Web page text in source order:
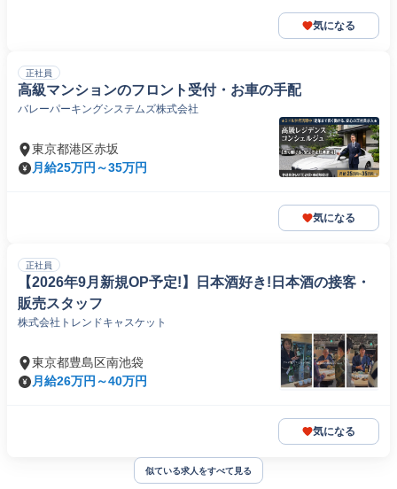
気になる
正社員
高級マンションのフロント受付・お車の手配
バレーパーキングシステムズ株式会社
東京都港区赤坂
月給25万円～35万円
気になる
正社員
【2026年9月新規OP予定!】日本酒好き!日本酒の接客・
販売スタッフ
株式会社トレンドキャスケット
東京都豊島区南池袋
月給26万円～40万円
気になる
似ている求人をすべて見る